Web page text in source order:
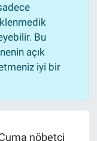
Bu
açık
iyi bir
nöbetçi